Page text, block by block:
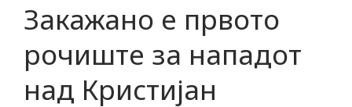
Закажано е првото
рочиште за нападот
над Кристијан